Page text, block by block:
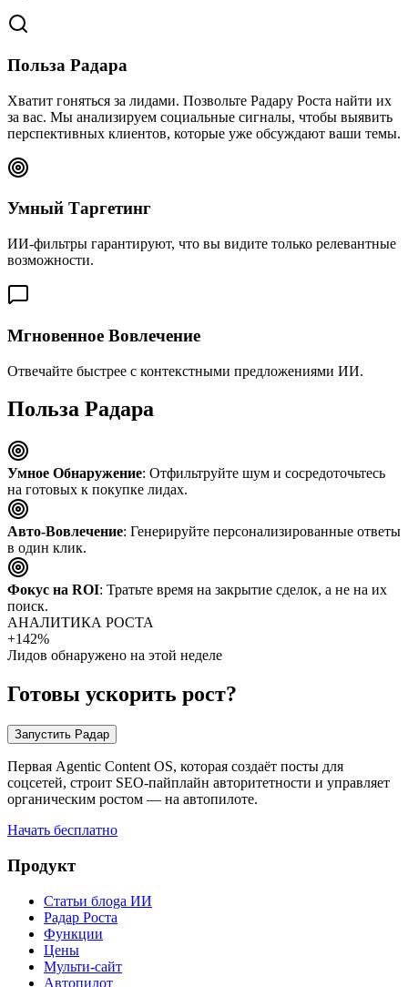
Польза Радара
Хватит гоняться за лидами. Позвольте Радару Роста найти их
за вас. Мы анализируем социальные сигналы, чтобы выявить
перспективных клиентов, которые уже обсуждают ваши темы.
Умный Таргетинг
ИИ-фильтры гарантируют, что вы видите только релевантные
возможности.
Мгновенное Вовлечение
Отвечайте быстрее с контекстными предложениями ИИ.
Польза Радара
Умное Обнаружение: Отфильтруйте шум и сосредоточьтесь
на готовых к покупке лидах.
Авто-Вовлечение: Генерируйте персонализированные ответы
в один клик.
Фокус на ROI: Тратьте время на закрытие сделок, а не на их
поиск.
АНАЛИТИКА РОСТА
+142%
Лидов обнаружено на этой неделе
Готовы ускорить рост?
Запустить Радар
Первая Agentic Content OS, которая создаёт посты для
соцсетей, строит SEO-пайплайн авторитетности и управляет
органическим ростом — на автопилоте.
Начать бесплатно
Продукт
Статьи блоga ИИ
Радар Роста
Функции
Цены
Мульти-сайт
Автопилот